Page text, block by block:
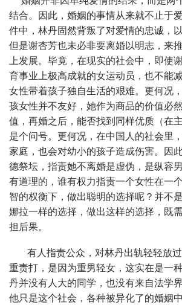
结合。因此，婚姻的事情从来就不止于
件中，林丹固然背叛了对爱情的忠诚，
但是谢杏芳也未必非要离婚以明志，来
上发展。毕竟，在现实的社会中，即使
育事业上极高成就的女运动员，也不能
女性带着孩子独自生活的艰难。更何况
孩女性并不友好，她作为商品的价值必
值，再婚之后，能否找到同样优质（在
是个问号。更何况，在中国人的社会里
家庭，也会对幼小的孩子造成伤害。因
德祭坛，指责她不离婚是虚伪，是纵容
有道理的，谁有权力指责一个女性在一
智的权衡下，做出聪明的选择呢？并不
娜拉一样的选择，做出这样的选择，既
担后果。
有人指责公众，对林丹出轨轻轻放
重责打，是因为重男轻女，这实在是一
丹并没有人大的同学，也没有来自法学
他只是这个社会，各种被异化了的婚姻